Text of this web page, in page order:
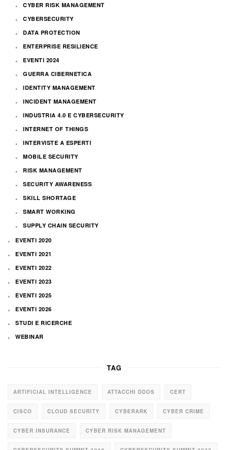
CYBER RISK MANAGEMENT
CYBERSECURITY
DATA PROTECTION
ENTERPRISE RESILIENCE
EVENTI 2024
GUERRA CIBERNETICA
IDENTITY MANAGEMENT
INCIDENT MANAGEMENT
INDUSTRIA 4.0 E CYBERSECURITY
INTERNET OF THINGS
INTERVISTE A ESPERTI
MOBILE SECURITY
RISK MANAGEMENT
SECURITY AWARENESS
SKILL SHORTAGE
SMART WORKING
SUPPLY CHAIN SECURITY
EVENTI 2020
EVENTI 2021
EVENTI 2022
EVENTI 2023
EVENTI 2025
EVENTI 2026
STUDI E RICERCHE
WEBINAR
TAG
ARTIFICIAL INTELLIGENCE ATTACCHI DDOS CERT
CISCO CLOUD SECURITY CYBERARK CYBER CRIME
CYBER INSURANCE CYBER RISK MANAGEMENT